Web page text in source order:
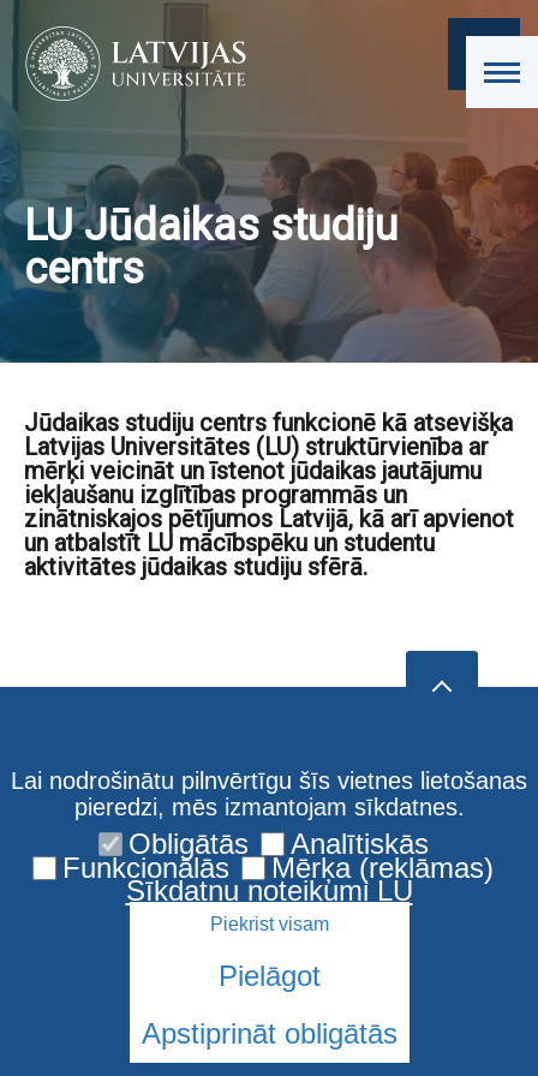
LU Jūdaikas studiju
centrs
Jūdaikas studiju centrs funkcionē kā atsevišķa
Latvijas Universitātes (LU) struktūrvienība ar
mērķi veicināt un īstenot jūdaikas jautājumu
iekļaušanu izglītības programmās un
zinātniskajos pētījumos Latvijā, kā arī apvienot
un atbalstīt LU mācībspēku un studentu
aktivitātes jūdaikas studiju sfērā.
© 2026 Latvijas Universitāte. Visas tiesības aizsargātas
Lai nodrošinātu pilnvērtīgu šīs vietnes lietošanas
pieredzi, mēs izmantojam sīkdatnes.
Obligātās Analītiskās
Funkcionālās Mērķa (reklāmas)
Sīkdatņu noteikumi LU
Piekrist visam
Pielāgot
Apstiprināt obligātās